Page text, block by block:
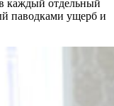
каждый отдельный
паводками ущерб и